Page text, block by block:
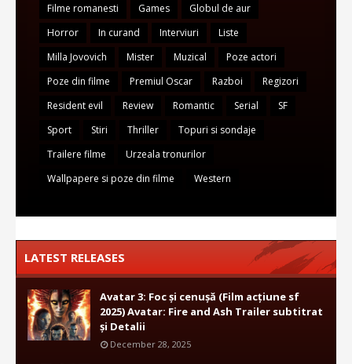
Filme romanesti
Games
Globul de aur
Horror
In curand Interviuri
Liste
Milla Jovovich
Mister Muzical
Poze actori
Poze din filme
Premiul Oscar Razboi
Regizori
Resident evil
Review Romantic Serial
SF
Sport
Stiri Thriller
Topuri si sondaje
Trailere filme
Urzeala tronurilor
Wallpapere si poze din filme
Western
LATEST RELEASES
Avatar 3: Foc și cenușă (Film acțiune sf
2025) Avatar: Fire and Ash Trailer subtitrat
și Detalii
December 28, 2025